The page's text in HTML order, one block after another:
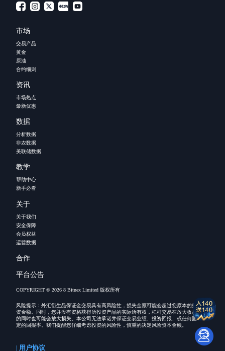
市场
交易产品
黄金
原油
合约细则
资讯
市场热点
最新优惠
数据
分析数据
非农数据
美联储数据
教学
帮助中心
新手必看
关于
关于我们
安全保障
会员权益
运营数据
合作
平台公告
COPYRIGHT © 2026 8 Bitnex Limited 版权所有
风险提示：外汇衍生品保证金交易具有高风险性，损失金额可能会超过您原本的投
资金额。同时，您并没有资格获得所投资产品的实际所有权，杠杆交易在放大收益
的同时也可能会放大损失。本公司无法承诺并保证交易业绩、投资回报、或任何固
定的回报率。我们提醒您仔细考虑投资的风险性，慎重的决定风险资本金额。
| 用户协议